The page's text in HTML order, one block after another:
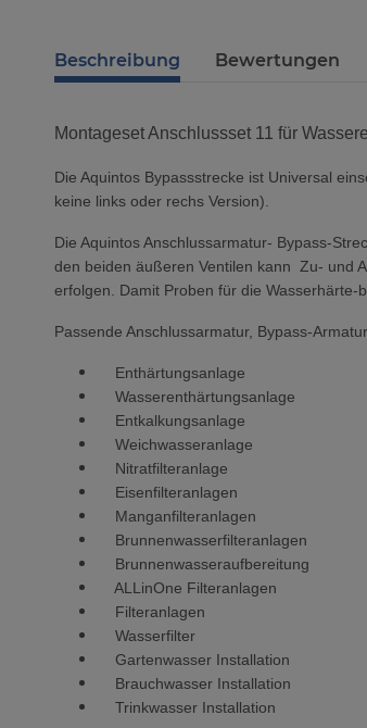
Beschreibung Bewertungen
Montageset Anschlussset 11 für
Die Aquintos Bypassstrecke ist Universal
keine links oder rechs Version).
Die Aquintos Anschlussarmatur- Bypass-
den beiden äußeren Ventilen kann Zu- und
erfolgen. Damit Proben für die
Passende Anschlussarmatur, Bypass-
Enthärtungsanlage
Wasserenthärtungsanlage
Entkalkungsanlage
Weichwasseranlage
Nitratfilteranlage
Eisenfilteranlagen
Manganfilteranlagen
Brunnenwasserfilteranlagen
Brunnenwasseraufbereitung
ALLinOne Filteranlagen
Filteranlagen
Wasserfilter
Gartenwasser Installation
Brauchwasser Installation
Trinkwasser Installation